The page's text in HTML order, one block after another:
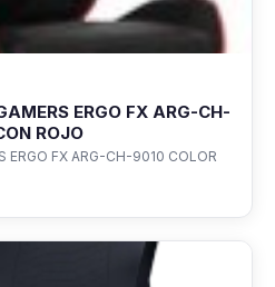
ERGO FX ARG-CH-
ROJO
ERGO FX ARG-CH-9010 COLOR